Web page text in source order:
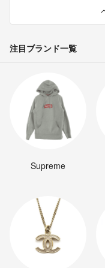
注目ブランド一覧
Supreme